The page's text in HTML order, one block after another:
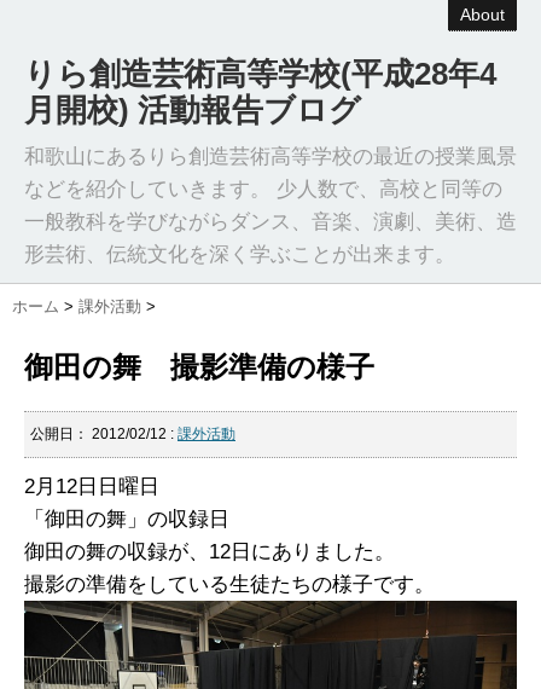
About
りら創造芸術高等学校(平成28年4
月開校) 活動報告ブログ
和歌山にあるりら創造芸術高等学校の最近の授業風景
などを紹介していきます。 少人数で、高校と同等の
一般教科を学びながらダンス、音楽、演劇、美術、造
形芸術、伝統文化を深く学ぶことが出来ます。
ホーム > 課外活動 >
御田の舞 撮影準備の様子
公開日： 2012/02/12 : 課外活動
2月12日日曜日
「御田の舞」の収録日
御田の舞の収録が、12日にありました。
撮影の準備をしている生徒たちの様子です。